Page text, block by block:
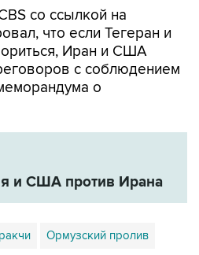
со ссылкой на
что если Тегеран и
Иран и США
с соблюдением
о
и США против Ирана
Ормузский пролив